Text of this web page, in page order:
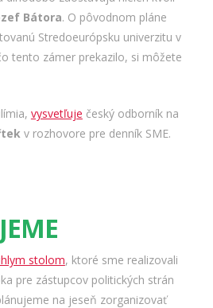
Bátora. O pôvodnom pláne
Stredoeurópsku univerzitu v
tento zámer prekazilo, si môžete
vysvetľuje český odborník na
v rozhovore pre denník SME.
stolom, ktoré sme realizovali
pre zástupcov politických strán
na jeseň zorganizovať